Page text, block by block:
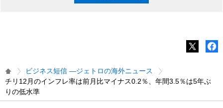
ビジネス短信 ―ジェトロの海外ニュース
チリ12月のインフレ率は前月比マイナス0.2％、年間3.5％は5年ぶ
りの低水準